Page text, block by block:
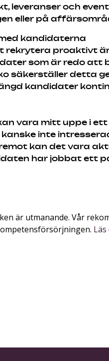
leveranser och
eller på
kandidaterna
rekrytera proaktivt
som är redo att
säkerställer detta
kandidater
vara mitt uppe i ett
inte
kan det vara
har jobbat ett
är utmanande. Vår